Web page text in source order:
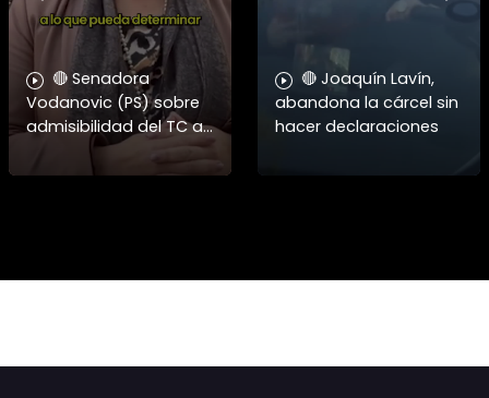
🔴 Senadora
Vodanovic (PS) sobre
admisibilidad del TC a
requerimientos por
megarreforma
🔴 Joaquín Lavín,
abandona la cárcel sin
hacer declaraciones